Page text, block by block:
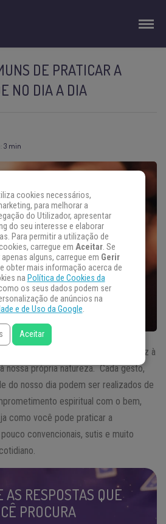
DE PRATICAR A
NO DIA A DIA
3 min
com a
nos conduz à
nossa própria natureza. Cada gesto,
do nosso dia podem ser realizados de
espiritual com o bem,
como você pode praticar a
convencionais, sutis e muito
AS RESPOSTAS QUE
PROCURA
cookies necessários,
para melhorar a
do Utilizador, apresentar
do seu interesse e elaborar
Para permitir a utilização de
carregue em Aceitar. Se
alguns, carregue em Gerir
obter mais informação acerca de
na Política de Cookies da
os seus dados podem ser
de anúncios na
e de Uso da Google.
Aceitar